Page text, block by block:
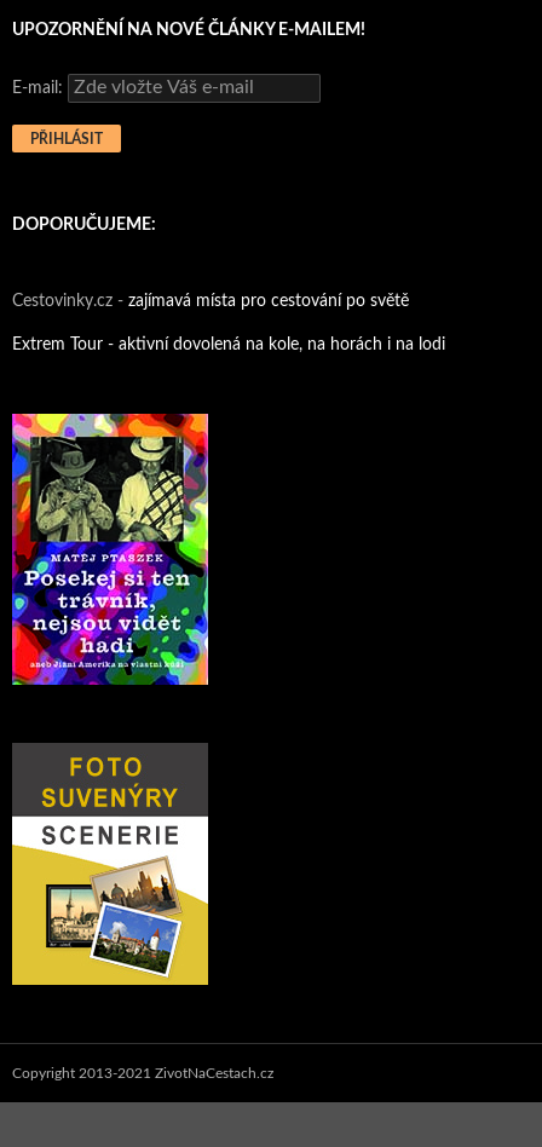
UPOZORNĚNÍ NA NOVÉ ČLÁNKY E-MAILEM!
E-mail:
DOPORUČUJEME:
Cestovinky.cz - zajímavá místa pro cestování po světě
Extrem Tour - aktivní dovolená na kole, na horách i na lodi